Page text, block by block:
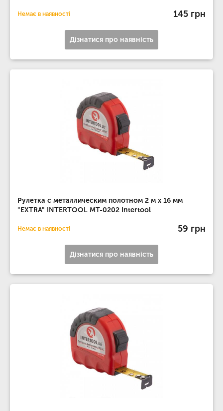
Немає в наявності 145 грн
Дізнатися про наявність
Рулетка с металлическим полотном 2 м x 16 мм
"EXTRA" INTERTOOL MT-0202 Intertool
Немає в наявності 59 грн
Дізнатися про наявність